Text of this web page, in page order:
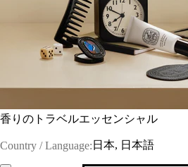
香りのトラベルエッセンシャル
Country / Language: 日本, 日本語